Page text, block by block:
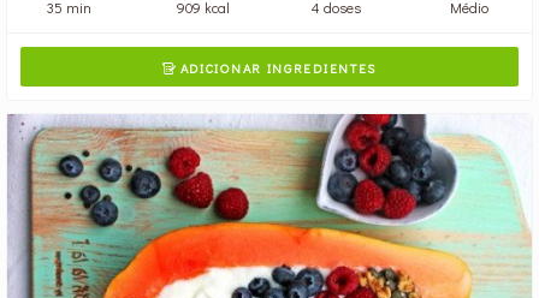
35 min 909 kcal 4 doses Médio
ADICIONAR INGREDIENTES